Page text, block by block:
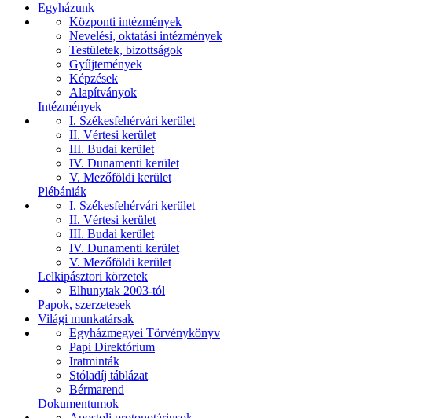
Egyházunk
Központi intézmények
Nevelési, oktatási intézmények
Testületek, bizottságok
Gyűjtemények
Képzések
Alapítványok
Intézmények
I. Székesfehérvári kerület
II. Vértesi kerület
III. Budai kerület
IV. Dunamenti kerület
V. Mezőföldi kerület
Plébániák
I. Székesfehérvári kerület
II. Vértesi kerület
III. Budai kerület
IV. Dunamenti kerület
V. Mezőföldi kerület
Lelkipásztori körzetek
Elhunytak 2003-tól
Papok, szerzetesek
Világi munkatársak
Egyházmegyei Törvénykönyv
Papi Direktórium
Iratminták
Stóladíj táblázat
Bérmarend
Dokumentumok